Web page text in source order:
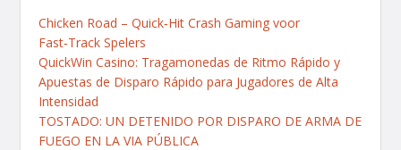
Chicken Road – Quick‑Hit Crash Gaming voor
Fast‑Track Spelers
QuickWin Casino: Tragamonedas de Ritmo Rápido y
Apuestas de Disparo Rápido para Jugadores de Alta
Intensidad
TOSTADO: UN DETENIDO POR DISPARO DE ARMA DE
FUEGO EN LA VIA PÚBLICA